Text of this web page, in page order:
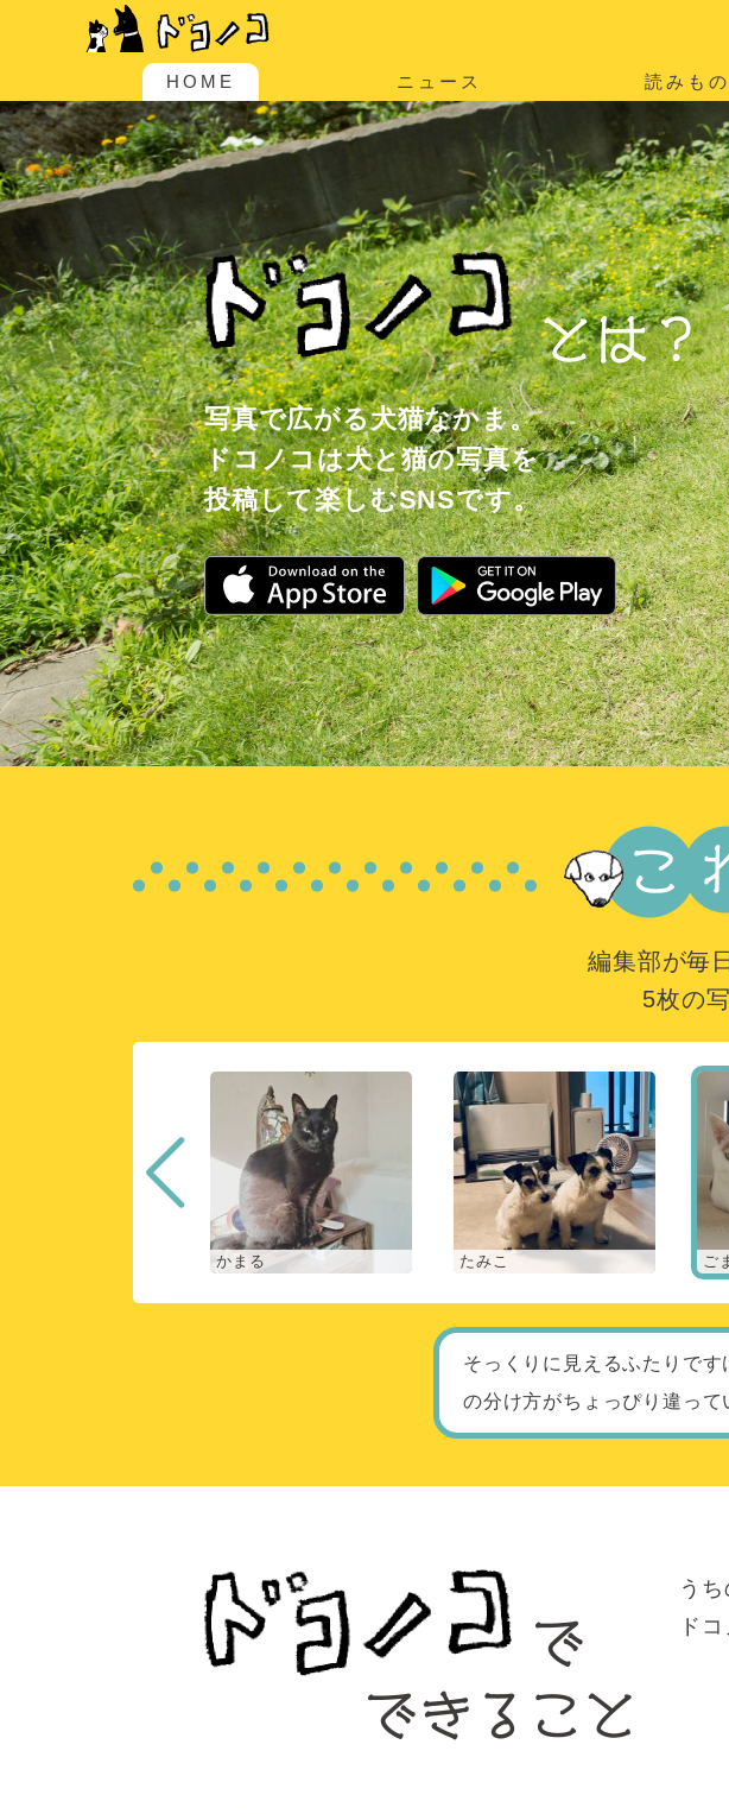
HOME ニュース 読みもの
写真で広がる犬猫なかま。
ドコノコは犬と猫の写真を
投稿して楽しむSNSです。
編集部が毎
5枚の
かまる たみこ ご
そっくりに見えるふたりです
の分け方がちょっぴり違って
う
ド